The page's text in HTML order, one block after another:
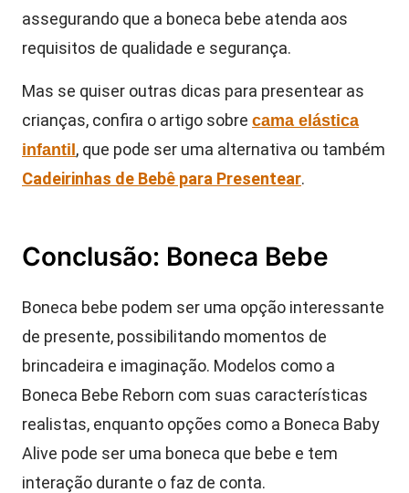
assegurando que a boneca bebe atenda aos
requisitos de qualidade e segurança.
Mas se quiser outras dicas para presentear as
crianças, confira o artigo sobre cama elástica
infantil, que pode ser uma alternativa ou também
Cadeirinhas de Bebê para Presentear.
Conclusão: Boneca Bebe
Boneca bebe podem ser uma opção interessante
de presente, possibilitando momentos de
brincadeira e imaginação. Modelos como a
Boneca Bebe Reborn com suas características
realistas, enquanto opções como a Boneca Baby
Alive pode ser uma boneca que bebe e tem
interação durante o faz de conta.